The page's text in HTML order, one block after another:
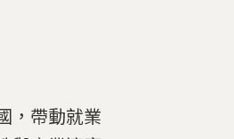
，帶動就業